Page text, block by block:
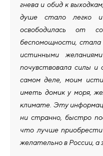
гнева и обид к
душе стало легко
освободилась от
беспомощности, стала
истинными
почувствовала силы и
самом деле, моим
иметь домик у моря,
климате. Эту
ни странно, быстро
что лучше
желательно в России, а